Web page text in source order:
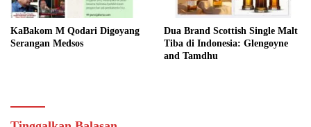
KaBakom M Qodari Digoyang
Serangan Medsos
Dua Brand Scottish Single Malt
Tiba di Indonesia: Glengoyne
and Tamdhu